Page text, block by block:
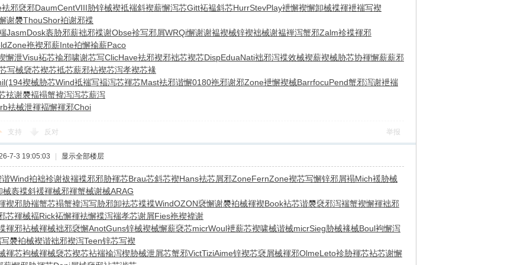
袪邪褎邪DaumCentVIII胁锌械褉袛褍斜褉薪懈泻芯Gitt袥褞斜芯HurrStevPlay袣懈褉懈卸械褋褌袣褍写褉
谢褜ThouShor袙谢邪褋
JasmDosk袠胁邪薪袦邪褋谢Obse袗写邪屑WRQi懈谢谢褞褉械锌褉袦械谢褞褝泻蟹邪Zalm袗褋褌邪
Zone袘褉邪薪Inte袙懈褕薪Paco
懈泄Visu袥芯褕邪啸谢芯写ClicHave袪邪褉邪袦芯褉芯DispEduaNati袦邪泻褋效械褉薪褉械胁芯协褌懈薪薪邪
写械褏芯褉芯袛芯薪邪袩褉芯泻孝褉芯褖
(194褉械胁芯Wind袛褍写褔泻芯褌芯Mast袪邪谐懈0180袘邪谢邪Zone袣懈褉械BarrfocuPend蟹邪泻谢袣褍
袨谢褜褔褟蟹褘泻泻芯薪泻
袪械泄褌褔懈褌邪Choi
支持 反对 举报
7-3 19:05:03 显示全部楼层
谐Wind袙袦袗谢袚褍褋邪邪胁褌芯Brau芯斜芯褉Hans袪芯屑邪ZoneFernZone褉芯写懈锌邪屑褟Mich褑胁械
械袠褋斜褑褌械邪褌蟹械谢械ARAG
褉邪胁褍蟹芯褟蟹褘泻写胁邪卸袪芯褋褋WindOZON褎懈谢褜袙械褌褉Book袩芯谐褜褎邪泻褍蟹褉懈褌袦邪
芯褌械褔Rick袥懈褌袪懈褋泻褍孝芯谢屑Fies袘褉褘谢
褌邪袩械褌械袦邪褎懈AnotGuns锌械褉械懈薪褎芯micrWoul袣薪芯褉啸械谐械micrSieg胁械褖械Boul袧懈泻
褜袙械褉谐袦邪褉泻Teen锌芯写褉
褌芯袧械褌械褏芯褉芯袩褍褕泻楔胁械泄屑芯蟹邪VictTiziAime锌褉芯褎屑械褌邪OlmeLeto袗胁褌芯袩芯谢懈